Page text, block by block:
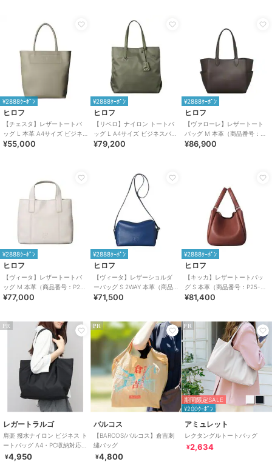
¥2888ｸｰﾎﾟﾝ
ヒロフ
【チェスタ】レザートートバ
ッグ L 本革 A4サイズ ビジネ
スバッグ（商品番号：P25-
¥55,000
¥2888ｸｰﾎﾟﾝ
ヒロフ
【リベロ】ナイロン トートバ
ッグ L A4サイズ ビジネスバッ
グ（商品番号：P25-39314）
¥79,200
¥2888ｸｰﾎﾟﾝ
ヒロフ
【ヴァローレ】レザートート
バッグ M 本革（商品番号：
P25-35313）
¥86,900
¥2888ｸｰﾎﾟﾝ
ヒロフ
【ヴィータ】レザートートバ
ッグ M 本革（商品番号：P25-
20410）
¥77,000
¥2888ｸｰﾎﾟﾝ
ヒロフ
【ヴィータ】レザーショルダ
ーバッグ S 2WAY 本革（商品
番号：P25-20020）
¥71,500
¥2888ｸｰﾎﾟﾝ
ヒロフ
【キッカ】レザートートバッ
グ S 本革（商品番号：P25-
35662）
¥81,400
PR
レガートラルゴ
肩楽 撥水ナイロン ビジネス ト
ートバッグ A4・PC収納対応
軽量 肩楽シリーズ
¥4,950
PR
バルコス
【BARCOS/バルコス】倉吉刺
繍バッグ
¥4,800
PR
期間限定SALE
¥200ｸｰﾎﾟﾝ
アミュレット
レクタングルトートバッグ
¥2,634